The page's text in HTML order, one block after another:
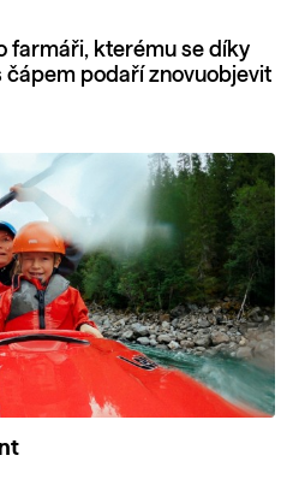
farmáři, kterému se díky
podaří znovuobjevit